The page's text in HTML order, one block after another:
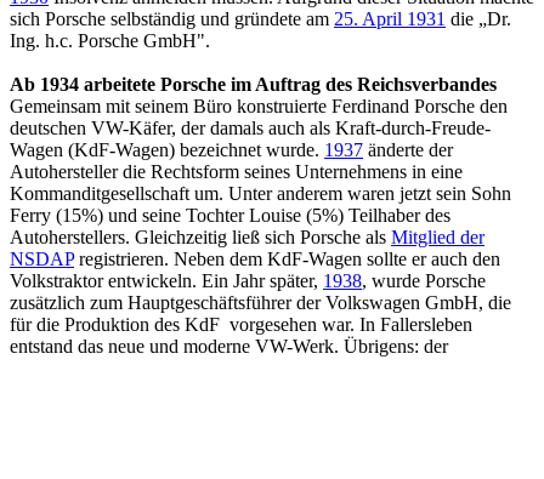
sich Porsche selbständig und gründete am 25. April 1931 die „Dr.
Ing. h.c. Porsche GmbH".
Ab 1934 arbeitete Porsche im Auftrag des Reichsverbandes
Gemeinsam mit seinem Büro konstruierte Ferdinand Porsche den
deutschen VW-Käfer, der damals auch als Kraft-durch-Freude-
Wagen (KdF-Wagen) bezeichnet wurde. 1937 änderte der
Autohersteller die Rechtsform seines Unternehmens in eine
Kommanditgesellschaft um. Unter anderem waren jetzt sein Sohn
Ferry (15%) und seine Tochter Louise (5%) Teilhaber des
Autoherstellers. Gleichzeitig ließ sich Porsche als Mitglied der
NSDAPregistrieren. Neben dem KdF-Wagen sollte er auch den
Volkstraktor entwickeln. Ein Jahr später, 1938, wurde Porsche
zusätzlich zum Hauptgeschäftsführer der Volkswagen GmbH, die
für die Produktion des KdF vorgesehen war. In Fallersleben
entstand das neue und moderne VW-Werk. Übrigens: der